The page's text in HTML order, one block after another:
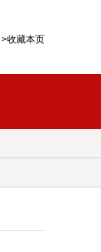
>收藏本页